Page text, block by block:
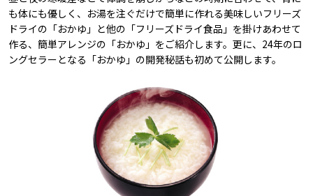
も体にも優しく、お湯を注ぐだけで簡単に作れる美味しいフリーズ
ドライの「おかゆ」と他の「フリーズドライ食品」を掛けあわせて
作る、簡単アレンジの「おかゆ」をご紹介します。更に、24年のロ
ングセラーとなる「おかゆ」の開発秘話も初めて公開します。